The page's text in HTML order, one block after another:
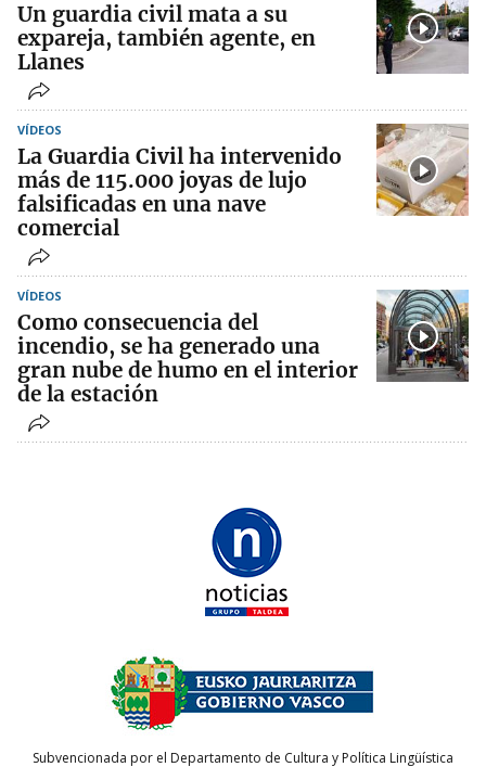
Un guardia civil mata a su
expareja, también agente, en
Llanes
VÍDEOS
La Guardia Civil ha intervenido
más de 115.000 joyas de lujo
falsificadas en una nave
comercial
VÍDEOS
Como consecuencia del
incendio, se ha generado una
gran nube de humo en el interior
de la estación
Subvencionada por el Departamento de Cultura y Política Lingüística